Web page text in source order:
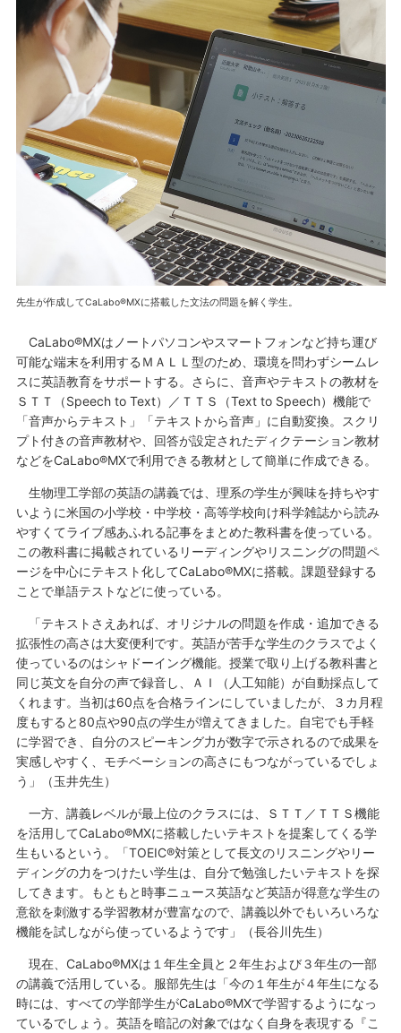
先生が作成してCaLabo®MXに搭載した文法の問題を解く学生。
CaLabo®MXはノートパソコンやスマートフォンなど持ち運び
可能な端末を利用するＭＡＬＬ型のため、環境を問わずシームレ
スに英語教育をサポートする。さらに、音声やテキストの教材を
ＳＴＴ（Speech to Text）／ＴＴＳ（Text to Speech）機能で
「音声からテキスト」「テキストから音声」に自動変換。スクリ
プト付きの音声教材や、回答が設定されたディクテーション教材
などをCaLabo®MXで利用できる教材として簡単に作成できる。
生物理工学部の英語の講義では、理系の学生が興味を持ちやす
いように米国の小学校・中学校・高等学校向け科学雑誌から読み
やすくてライブ感あふれる記事をまとめた教科書を使っている。
この教科書に掲載されているリーディングやリスニングの問題ペ
ージを中心にテキスト化してCaLabo®MXに搭載。課題登録する
ことで単語テストなどに使っている。
「テキストさえあれば、オリジナルの問題を作成・追加できる
拡張性の高さは大変便利です。英語が苦手な学生のクラスでよく
使っているのはシャドーイング機能。授業で取り上げる教科書と
同じ英文を自分の声で録音し、ＡＩ（人工知能）が自動採点して
くれます。当初は60点を合格ラインにしていましたが、３カ月程
度もすると80点や90点の学生が増えてきました。自宅でも手軽
に学習でき、自分のスピーキング力が数字で示されるので成果を
実感しやすく、モチベーションの高さにもつながっているでしょ
う」（玉井先生）
一方、講義レベルが最上位のクラスには、ＳＴＴ／ＴＴＳ機能
を活用してCaLabo®MXに搭載したいテキストを提案してくる学
生もいるという。「TOEIC®対策として長文のリスニングやリー
ディングの力をつけたい学生は、自分で勉強したいテキストを探
してきます。もともと時事ニュース英語など英語が得意な学生の
意欲を刺激する学習教材が豊富なので、講義以外でもいろいろな
機能を試しながら使っているようです」（長谷川先生）
現在、CaLabo®MXは１年生全員と２年生および３年生の一部
の講義で活用している。服部先生は「今の１年生が４年生になる
時には、すべての学部学生がCaLabo®MXで学習するようになっ
ているでしょう。英語を暗記の対象ではなく自身を表現する『こ